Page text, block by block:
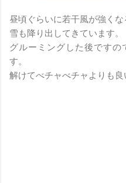
昼頃ぐらいに若干風が強くな
雪も降り出してきています。
グルーミングした後です
す。
解けてべチャべチャよりも良